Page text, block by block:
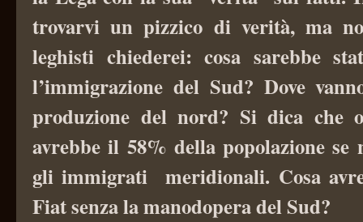
trovarvi un pizzico di verità, ma
leghisti chiederei: cosa sarebbe
l’immigrazione del Sud? Dove
produzione del nord? Si dica che
avrebbe il 58% della popolazione se
gli immigrati meridionali. Cosa
Fiat senza la manodopera del Sud?